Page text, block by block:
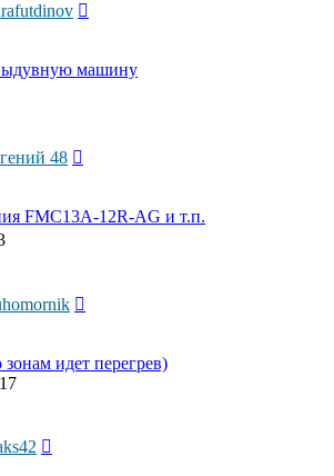
выдувную машину
48
FMC13A-12R-AG и т.п.
идет перегрев)